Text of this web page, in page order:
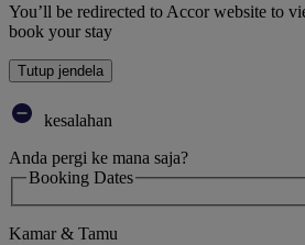
You’ll be redirected to Accor website to
book your stay
Tutup jendela
kesalahan
Anda pergi ke mana saja?
Booking Dates
Kamar & Tamu